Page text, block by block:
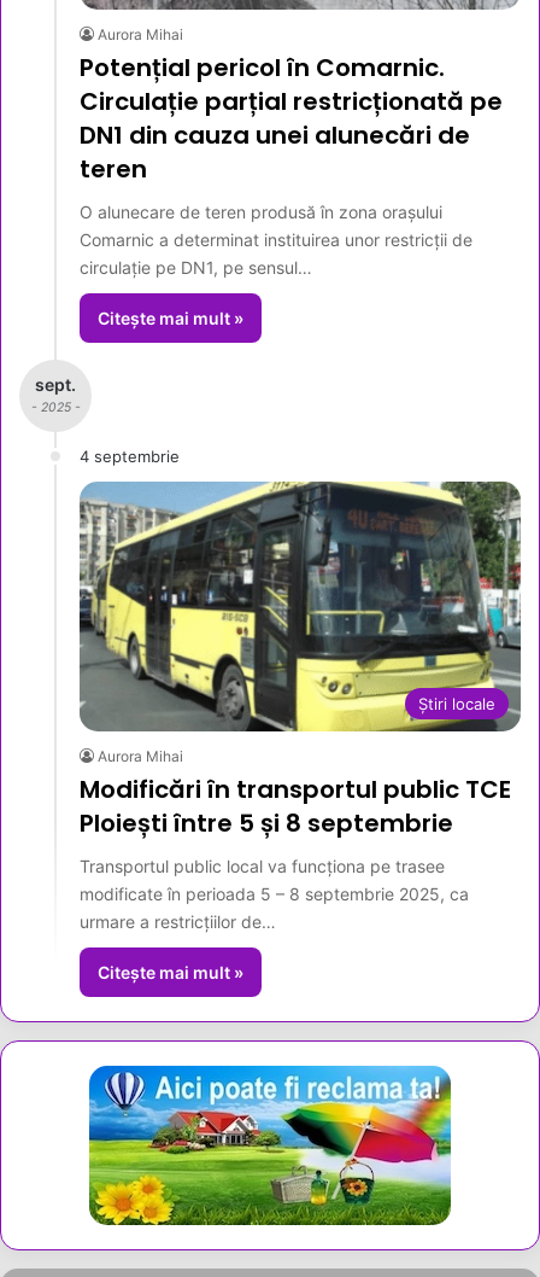
Aurora Mihai
Potențial pericol în Comarnic.
Circulație parțial restricționată pe
DN1 din cauza unei alunecări de
teren
O alunecare de teren produsă în zona orașului
Comarnic a determinat instituirea unor restricții de
circulație pe DN1, pe sensul…
Citește mai mult »
sept.
- 2025 -
4 septembrie
Știri locale
Aurora Mihai
Modificări în transportul public TCE
Ploiești între 5 și 8 septembrie
Transportul public local va funcționa pe trasee
modificate în perioada 5 – 8 septembrie 2025, ca
urmare a restricțiilor de…
Citește mai mult »